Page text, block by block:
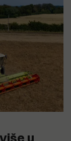
u